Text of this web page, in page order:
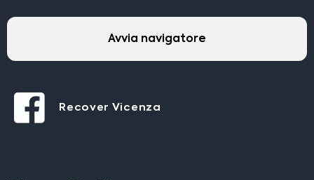
Avvia navigatore
Recover Vicenza